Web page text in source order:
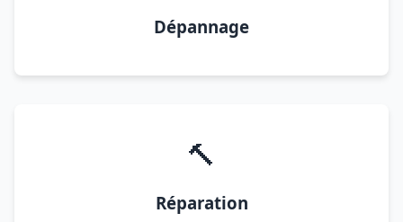
Dépannage
🔨
Réparation